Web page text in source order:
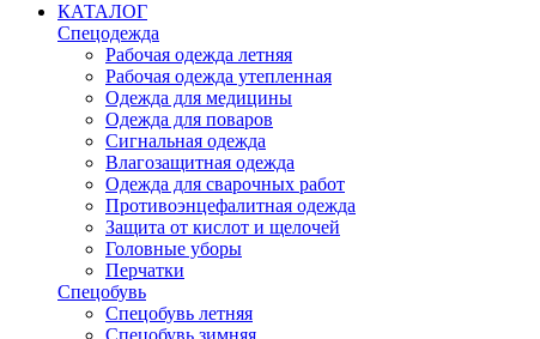
КАТАЛОГ
Спецодежда
Рабочая одежда летняя
Рабочая одежда утепленная
Одежда для медицины
Одежда для поваров
Сигнальная одежда
Влагозащитная одежда
Одежда для сварочных работ
Противоэнцефалитная одежда
Защита от кислот и щелочей
Головные уборы
Перчатки
Спецобувь
Спецобувь летняя
Спецобувь зимняя